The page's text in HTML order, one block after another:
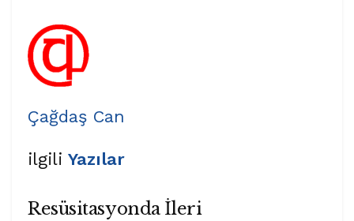
Çağdaş Can
ilgili Yazılar
Resüsitasyonda İleri